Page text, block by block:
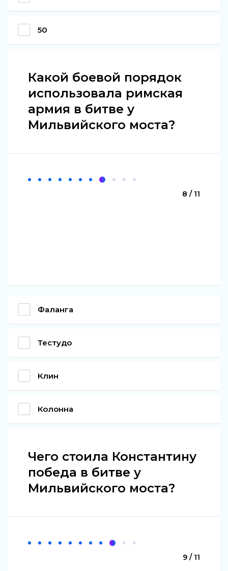
50
Какой боевой порядок
использовала римская
армия в битве у
Мильвийского моста?
8 / 11
Фаланга
Тестудо
Клин
Колонна
Чего стоила Константину
победа в битве у
Мильвийского моста?
9 / 11